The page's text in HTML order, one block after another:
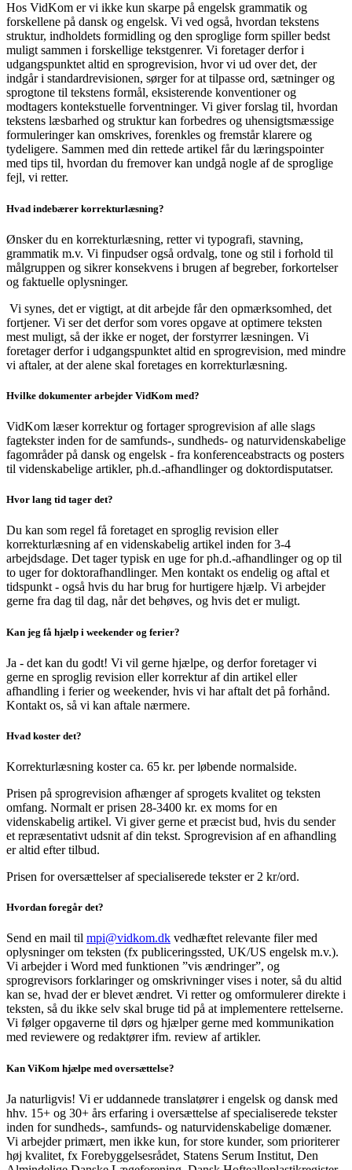
Hos VidKom er vi ikke kun skarpe på engelsk grammatik og
forskellene på dansk og engelsk. Vi ved også, hvordan tekstens
struktur, indholdets formidling og den sproglige form spiller bedst
muligt sammen i forskellige tekstgenrer. Vi foretager derfor i
udgangspunktet altid en sprogrevision, hvor vi ud over det, der
indgår i standardrevisionen, sørger for at tilpasse ord, sætninger og
sprogtone til tekstens formål, eksisterende konventioner og
modtagers kontekstuelle forventninger. Vi giver forslag til, hvordan
tekstens læsbarhed og struktur kan forbedres og uhensigtsmæssige
formuleringer kan omskrives, forenkles og fremstår klarere og
tydeligere. Sammen med din rettede artikel får du læringspointer
med tips til, hvordan du fremover kan undgå nogle af de sproglige
fejl, vi retter.
Hvad indebærer korrekturlæsning?
Ønsker du en korrekturlæsning, retter vi typografi, stavning,
grammatik m.v. Vi finpudser også ordvalg, tone og stil i forhold til
målgruppen og sikrer konsekvens i brugen af begreber, forkortelser
og faktuelle oplysninger.
Vi synes, det er vigtigt, at dit arbejde får den opmærksomhed, det
fortjener. Vi ser det derfor som vores opgave at optimere teksten
mest muligt, så der ikke er noget, der forstyrrer læsningen. Vi
foretager derfor i udgangspunktet altid en sprogrevision, med mindre
vi aftaler, at der alene skal foretages en korrekturlæsning.
Hvilke dokumenter arbejder VidKom med?
VidKom læser korrektur og fortager sprogrevision af alle slags
fagtekster inden for de samfunds-, sundheds- og naturvidenskabelige
fagområder på dansk og engelsk - fra konferenceabstracts og posters
til videnskabelige artikler, ph.d.-afhandlinger og doktordisputatser.
Hvor lang tid tager det?
Du kan som regel få foretaget en sproglig revision eller
korrekturlæsning af en videnskabelig artikel inden for 3-4
arbejdsdage. Det tager typisk en uge for ph.d.-afhandlinger og op til
to uger for doktorafhandlinger. Men kontakt os endelig og aftal et
tidspunkt - også hvis du har brug for hurtigere hjælp. Vi arbejder
gerne fra dag til dag, når det behøves, og hvis det er muligt.
Kan jeg få hjælp i weekender og ferier?
Ja - det kan du godt! Vi vil gerne hjælpe, og derfor foretager vi
gerne en sproglig revision eller korrektur af din artikel eller
afhandling i ferier og weekender, hvis vi har aftalt det på forhånd.
Kontakt os, så vi kan aftale nærmere.
Hvad koster det?
Korrekturlæsning koster ca. 65 kr. per løbende normalside.
Prisen på sprogrevision afhænger af sprogets kvalitet og teksten
omfang. Normalt er prisen 28-3400 kr. ex moms for en
videnskabelig artikel. Vi giver gerne et præcist bud, hvis du sender
et repræsentativt udsnit af din tekst. Sprogrevision af en afhandling
er altid efter tilbud.
Prisen for oversættelser af specialiserede tekster er 2 kr/ord.
Hvordan foregår det?
Send en mail til mpi@vidkom.dk vedhæftet relevante filer med
oplysninger om teksten (fx publiceringssted, UK/US engelsk m.v.).
Vi arbejder i Word med funktionen ”vis ændringer”, og
sprogrevisors forklaringer og omskrivninger vises i noter, så du altid
kan se, hvad der er blevet ændret. Vi retter og omformulerer direkte i
teksten, så du ikke selv skal bruge tid på at implementere rettelserne.
Vi følger opgaverne til dørs og hjælper gerne med kommunikation
med reviewere og redaktører ifm. review af artikler.
Kan ViKom hjælpe med oversættelse?
Ja naturligvis! Vi er uddannede translatører i engelsk og dansk med
hhv. 15+ og 30+ års erfaring i oversættelse af specialiserede tekster
inden for sundheds-, samfunds- og naturvidenskabelige domæner.
Vi arbejder primært, men ikke kun, for store kunder, som prioriterer
høj kvalitet, fx Forebyggelsesrådet, Statens Serum Institut, Den